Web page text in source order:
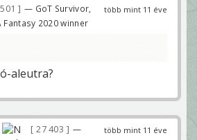
több mint 11 éve
— GoT Survivor,
Fantasy 2020 winner
aleutra?
több mint 11 éve
27 403
—